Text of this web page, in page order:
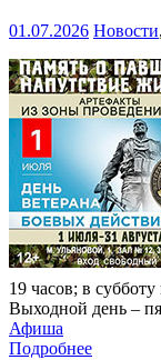
01.07.2026 Новости,
19 часов; в
Выходной день –
Афиша
Подробнее